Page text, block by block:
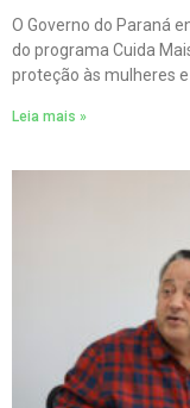
O Governo do Paraná
do programa Cuida
proteção às mulheres e
Leia mais »